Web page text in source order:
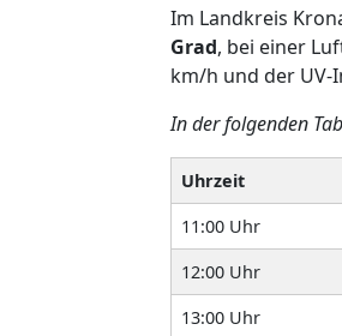
Im Landkreis
Grad, bei einer
km/h und der UV-
In der folgenden
Uhrzeit
11:00 Uhr
12:00 Uhr
13:00 Uhr